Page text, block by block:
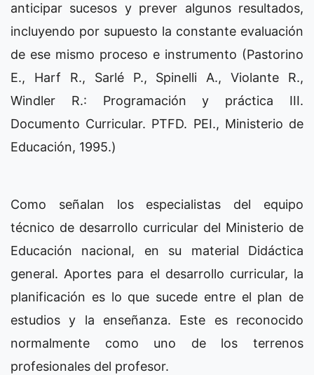
anticipar sucesos y prever algunos resultados,
incluyendo por supuesto la constante evaluación
de ese mismo proceso e instrumento (Pastorino
E., Harf R., Sarlé P., Spinelli A., Violante R.,
Windler R.: Programación y práctica III.
Documento Curricular. PTFD. PEI., Ministerio de
Educación, 1995.)
Como señalan los especialistas del equipo
técnico de desarrollo curricular del Ministerio de
Educación nacional, en su material Didáctica
general. Aportes para el desarrollo curricular, la
planificación es lo que sucede entre el plan de
estudios y la enseñanza. Este es reconocido
normalmente como uno de los terrenos
profesionales del profesor.